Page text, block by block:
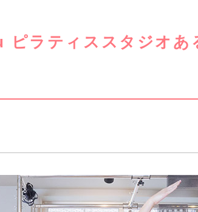
ラティススタジオあ